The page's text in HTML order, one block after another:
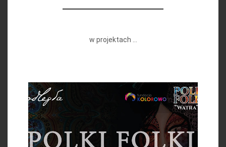
w projektach ...